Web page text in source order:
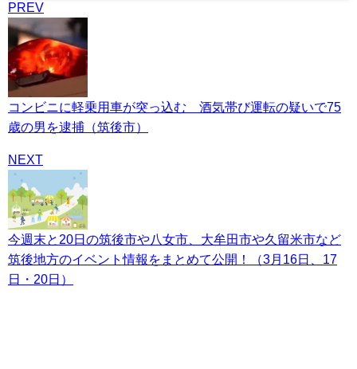
PREV
コンビニに軽乗用車が突っ込む 酒気帯び運転の疑いで75
歳の男を逮捕（筑後市）
NEXT
今週末と20日の筑後市や八女市、大牟田市や久留米市など
筑後地方のイベント情報をまとめて公開！（3月16日、17
日・20日）